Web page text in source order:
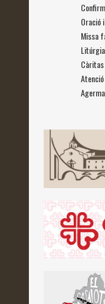
Oració
Missa
Litúrgia
Càritas